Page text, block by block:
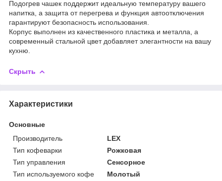
Подогрев чашек поддержит идеальную температуру вашего
напитка, а защита от перегрева и функция автоотключения
гарантируют безопасность использования.
Корпус выполнен из качественного пластика и металла, а
современный стальной цвет добавляет элегантности на вашу
кухню.
Скрыть
Характеристики
Основные
Производитель
LEX
Тип кофеварки
Рожковая
Тип управления
Сенсорное
Тип используемого кофе
Молотый